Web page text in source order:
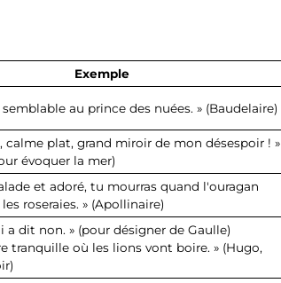
Exemple
au prince des nuées. » (Baudelaire)
calme plat, grand miroir de mon désespoir ! »
évoquer la mer)
et adoré, tu mourras quand l'ouragan
roseraies. » (Apollinaire)
a dit non. » (pour désigner de Gaulle)
tranquille où les lions vont boire. » (Hugo,